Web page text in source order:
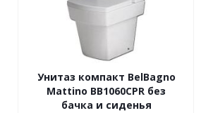
Унитаз компакт BelBagno
Mattino BB1060CPR без
бачка и сиденья